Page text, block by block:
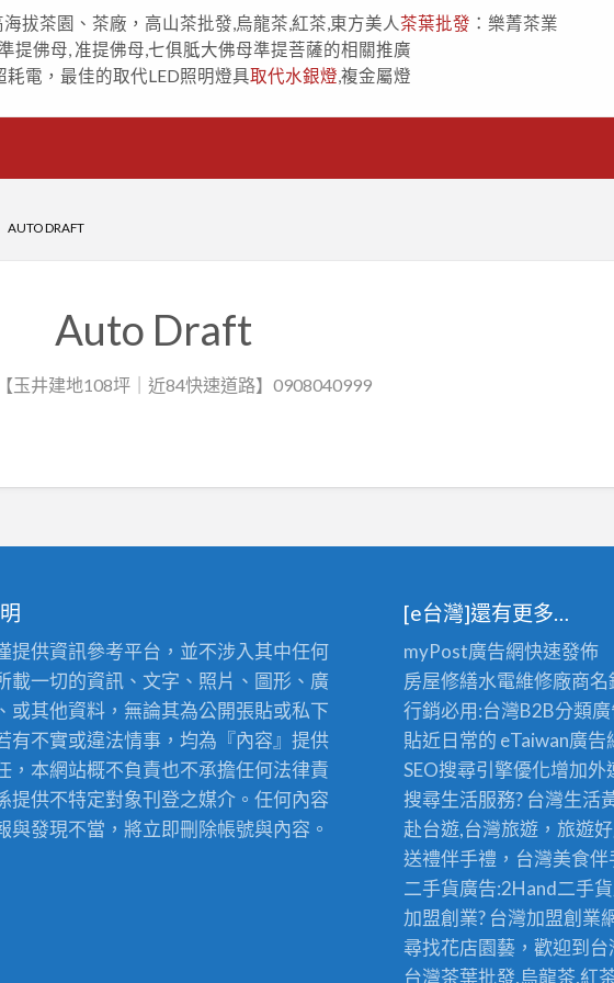
拔茶園、茶廠，高山茶批發,烏龍茶,紅茶,東方美人茶葉批發 ：樂菁茶業
提佛母, 准提佛母,七俱胝大佛母準提菩薩的相關推廣
耗電，最佳的取代LED照明燈具取代水銀燈 ,複金屬燈
AUTO DRAFT
Auto Draft
玉井建地108坪｜近84快速道路】0908040999
提供資訊參考平台，並不涉入其中任何
載一切的資訊、文字、照片、圖形、廣
或其他資料，無論其為公開張貼或私下
有不實或違法情事，均為『內容』提供
，本網站概不負責也不承擔任何法律責
提供不特定對象刊登之媒介。任何內容
與發現不當，將立即刪除帳號與內容。
[e台灣]還有更多…
myPost廣告網快速發佈
房屋修繕水電維修廠商名
行銷必用:台灣B2B分類
貼近日常的 eTaiwan廣告
SEO搜尋引擎優化增加外
搜尋生活服務? 台灣生活
赴台遊,台灣旅遊 ，旅遊
送禮伴手禮，台灣美食伴
二手貨廣告:2Hand二手貨
加盟創業? 台灣加盟創業
尋找花店園藝，歡迎到 台
台灣茶葉批發,烏龍茶,紅